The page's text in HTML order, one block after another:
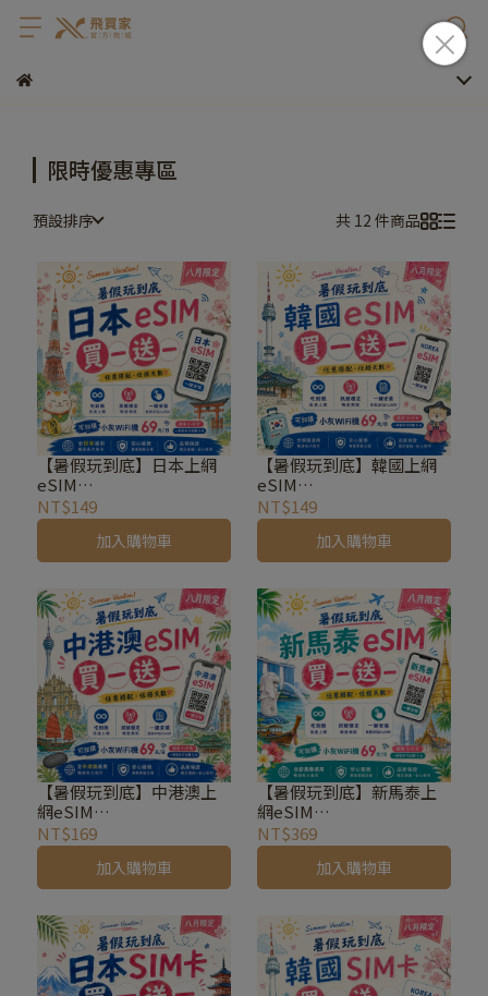
限時優惠專區
預設排序 共 12 件商品
【暑假玩到底】日本上網
eSIM
吃到飽不降速
NT$149
加入購物車
【暑假玩到底】韓國上網
eSIM
吃到飽不降速
NT$149
加入購物車
【暑假玩到底】中港澳上
網eSIM
吃到飽不降速
NT$169
加入購物車
【暑假玩到底】新馬泰上
網eSIM
吃到飽不降速
NT$369
加入購物車